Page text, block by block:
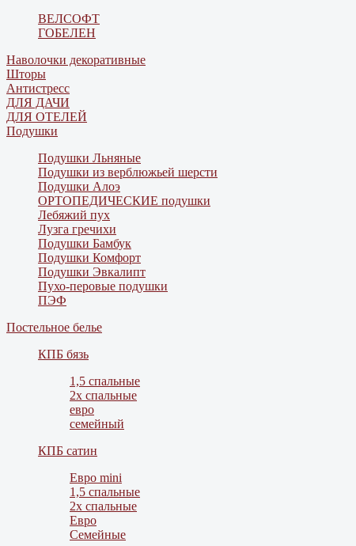
ВЕЛСОФТ
ГОБЕЛЕН
Наволочки декоративные
Шторы
Антистресс
ДЛЯ ДАЧИ
ДЛЯ ОТЕЛЕЙ
Подушки
Подушки Льняные
Подушки из верблюжьей шерсти
Подушки Алоэ
ОРТОПЕДИЧЕСКИЕ подушки
Лебяжий пух
Лузга гречихи
Подушки Бамбук
Подушки Комфорт
Подушки Эвкалипт
Пухо-перовые подушки
ПЭФ
Постельное белье
КПБ бязь
1,5 спальные
2х спальные
евро
семейный
КПБ сатин
Евро mini
1,5 спальные
2х спальные
Евро
Семейные